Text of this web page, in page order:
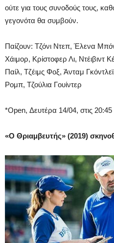
ούτε για τους συνοδούς τους,
γεγονότα θα συμβούν.
Παίζουν: Τζόνι Ντεπ, Έλενα
Χάιμορ, Κρίστοφερ Λι, Ντέιβιντ
Παίλ, Τζέιμς Φοξ, Άνταμ
Ρομπ, Τζούλια Γουίντερ
*Open, Δευτέρα 14/04, στις 20:45
«Ο Θριαμβευτής» (2019)